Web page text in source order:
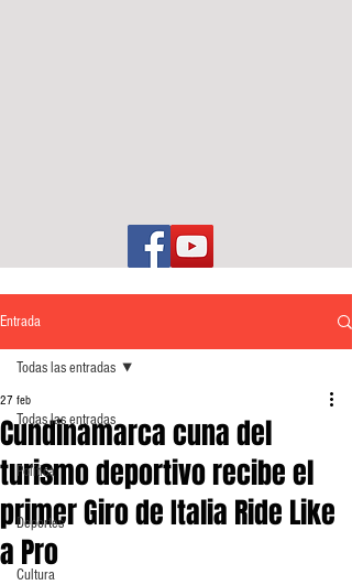
Entrada
Todas las entradas
Política
Deportes
Cultura
Todas las entradas
Cundinamarca cuna del
turismo deportivo recibe el
primer Giro de Italia Ride Like
a Pro
27 feb